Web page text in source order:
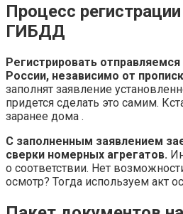
Процесс
ГИБДД
Регистрировать отправляемся
России, независимо от
заполнят заявление
придется сделать это самим.
заранее дома .
С заполненным заявлением
сверки номерных агрегатов.
о соответствии. Нет
осмотр? Тогда используем акт